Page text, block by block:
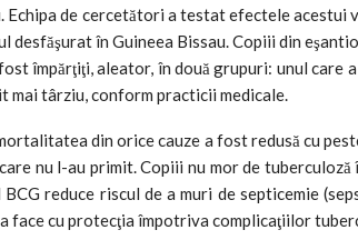
Echipa de cercetători a testat efectele acestui
desfăşurat în Guineea Bissau. Copiii din
împărţiţi, aleator, în două grupuri: unul care
mai târziu, conform practicii medicale.
din orice cauze a fost redusă cu
nu l-au primit. Copiii nu mor de
reduce riscul de a muri de septicemie
a face cu protecţia împotriva complicaţiilor